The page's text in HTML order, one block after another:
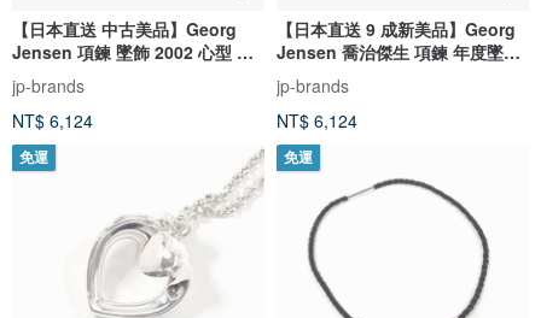
【日本直送 中古美品】Georg
Jensen 項鍊 墜飾 2002 心型 銀
925 拋光處理 精品
jp-brands
NT$ 6,124
【日本直送 9 成新美品】Georg
Jensen 喬治傑生 項鍊 年度墜飾
1999 Heritage 系列
jp-brands
NT$ 6,124
免運 免運